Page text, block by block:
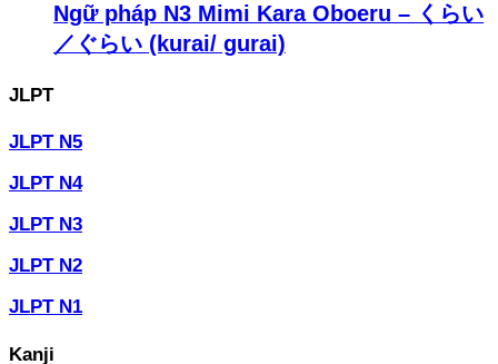
Ngữ pháp N3 Mimi Kara Oboeru – くらい
／ぐらい (kurai/ gurai)
JLPT
JLPT N5
JLPT N4
JLPT N3
JLPT N2
JLPT N1
Kanji